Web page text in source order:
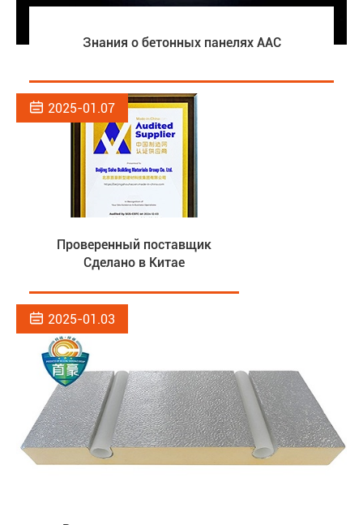
Знания о бетонных панелях AAC
 2025-01.07
Проверенный поставщик
Сделано в Китае
 2025-01.03